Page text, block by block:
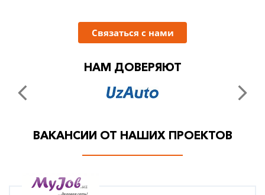
Связаться с нами
НАМ ДОВЕРЯЮТ
ВАКАНСИИ ОТ НАШИХ ПРОЕКТОВ